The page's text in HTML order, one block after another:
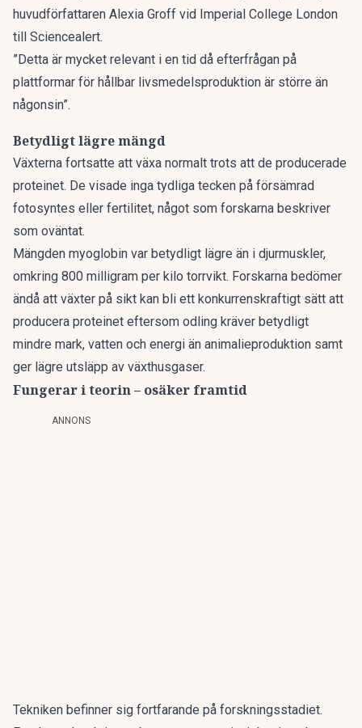
huvudförfattaren Alexia Groff vid Imperial College London
till Sciencealert.
”Detta är mycket relevant i en tid då efterfrågan på
plattformar för hållbar livsmedelsproduktion är större än
någonsin”.
Betydligt lägre mängd
Växterna fortsatte att växa normalt trots att de producerade
proteinet. De visade inga tydliga tecken på försämrad
fotosyntes eller fertilitet, något som forskarna beskriver
som oväntat.
Mängden myoglobin var betydligt lägre än i djurmuskler,
omkring 800 milligram per kilo torrvikt. Forskarna bedömer
ändå att växter på sikt kan bli ett konkurrenskraftigt sätt att
producera proteinet eftersom odling kräver betydligt
mindre mark, vatten och energi än animalieproduktion samt
ger lägre utsläpp av växthusgaser.
Fungerar i teorin – osäker framtid
ANNONS
Tekniken befinner sig fortfarande på forskningsstadiet.